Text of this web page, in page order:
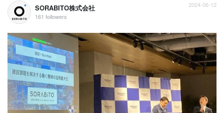
SORABITO株式会社
161 followers
2024-06-12